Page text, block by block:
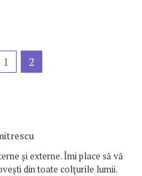
1 2
și externe. Îmi place să vă
din toate colțurile lumii.